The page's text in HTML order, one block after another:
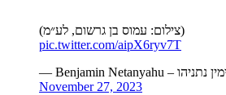
(צילום: עמוס בן גרשום, לע״מ)
pic.twitter.com/aipX6ryv7T
November 27, 2023